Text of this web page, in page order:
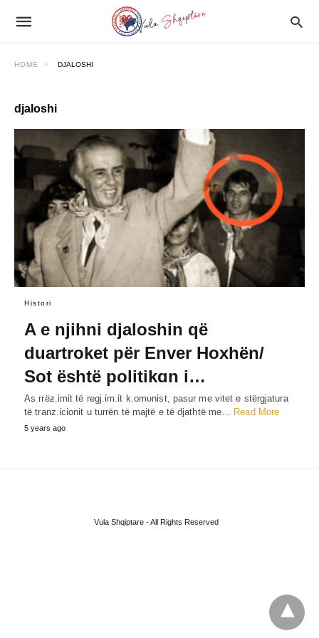
HOME DJALOSHI
djaloshi
Histori
A e njihni djaloshin që
duartroket për Enver Hoxhën/
Sot është politikɑn i…
As rrëƶ.ίmίt të regj.ίm.ίt k.omυnίst, pasur me vitet e stërgjatura
të tranz.ίcionit u turrën të majtë e të djathtë me… Read More
5 years ago
Vula Shqiptare - All Rights Reserved